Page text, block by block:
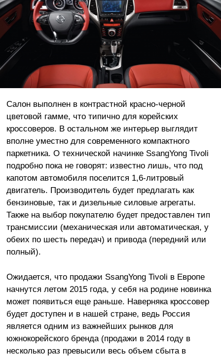
Салон выполнен в контрастной красно-черной
цветовой гамме, что типично для корейских
кроссоверов. В остальном же интерьер выглядит
вполне уместно для современного компактного
паркетника. О технической начинке SsangYong Tivoli
подробно пока не говорят: известно лишь, что под
капотом автомобиля поселится 1,6-литровый
двигатель. Производитель будет предлагать как
бензиновые, так и дизельные силовые агрегаты.
Также на выбор покупателю будет предоставлен тип
трансмиссии (механическая или автоматическая, у
обеих по шесть передач) и привода (передний или
полный).
Ожидается, что продажи SsangYong Tivoli в Европе
начнутся летом 2015 года, у себя на родине новинка
может появиться еще раньше. Наверняка кроссовер
будет доступен и в нашей стране, ведь Россия
является одним из важнейших рынков для
южнокорейского бренда (продажи в 2014 году в
несколько раз превысили весь объем сбыта в